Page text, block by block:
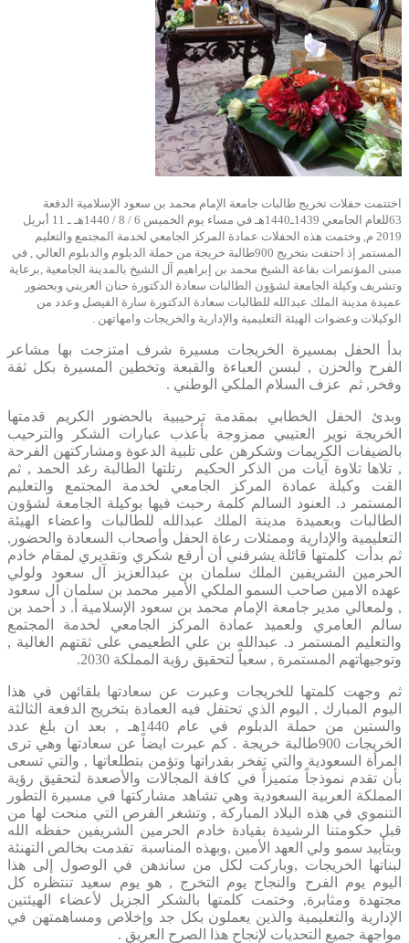
اختتمت حفلات تخريج طالبات جامعة الإمام محمد بن سعود الإسلامية الدفعة
63للعام الجامعي 1439ـ1440هـ في مساء يوم الخميس 6 / 8 / 1440هـ ـ 11 أبريل
2019 م, وختمت هذه الحفلات عمادة المركز الجامعي لخدمة المجتمع والتعليم
المستمر إذ احتفت بتخريج 900طالبة خريجة من حملة الدبلوم والدبلوم العالي , في
مبنى المؤتمرات بقاعة الشيخ محمد بن إبراهيم آل الشيخ بالمدينة الجامعية ,برعاية
وتشريف وكيلة الجامعة لشؤون الطالبات سعادة الدكتورة حنان العريني وبحضور
عميدة مدينة الملك عبدالله للطالبات سعادة الدكتورة سارة الفيصل وعدد من
الوكيلات وعضوات الهيئة التعليمية والإدارية والخريجات وامهاتهن .
بدأ الحفل بمسيرة الخريجات مسيرة شرف امتزجت بها مشاعر
الفرح والحزن , لبسن العباءة والقبعة وتخطين المسيرة بكل ثقة
وفخر, ثم عزف السلام الملكي الوطني .
وبدئ الحفل الخطابي بمقدمة ترحيبية بالحضور الكريم قدمتها
الخريجة نوير العتيبي ممزوجة بأعذب عبارات الشكر والترحيب
بالضيفات الكريمات وشكرهن على تلبية الدعوة ومشاركتهن الفرحة
, تلاها تلاوة آيات من الذكر الحكيم رتلتها الطالبة رغد الحمد , ثم
القت وكيلة عمادة المركز الجامعي لخدمة المجتمع والتعليم
المستمر د. العنود السالم كلمة رحبت فيها بوكيلة الجامعة لشؤون
الطالبات وبعميدة مدينة الملك عبدالله للطالبات واعضاء الهيئة
التعليمية والإدارية وممثلات رعاة الحفل وأصحاب السعادة والحضور,
ثم بدأت كلمتها قائلة يشرفني أن أرفع شكري وتقديري لمقام خادم
الحرمين الشريفين الملك سلمان بن عبدالعزيز آل سعود ولولي
عهده الامين صاحب السمو الملكي الأمير محمد بن سلمان آل سعود
, ولمعالي مدير جامعة الإمام محمد بن سعود الإسلامية أ. د أحمد بن
سالم العامري ولعميد عمادة المركز الجامعي لخدمة المجتمع
والتعليم المستمر د. عبدالله بن علي الطعيمي على ثقتهم الغالية ,
وتوجيهاتهم المستمرة , سعياً لتحقيق رؤية المملكة 2030.
ثم وجهت كلمتها للخريجات وعبرت عن سعادتها بلقائهن في هذا
اليوم المبارك , اليوم الذي تحتفل فيه العمادة بتخريج الدفعة الثالثة
والستين من حملة الدبلوم في عام 1440هـ , بعد ان بلغ عدد
الخريجات 900طالبة خريجة . كم عبرت ايضاً عن سعادتها وهي ترى
المرأة السعودية والتي تفخر بقدراتها وتؤمن بتطلعاتها , والتي تسعى
بأن تقدم نموذجاً متميزاً في كافة المجالات والأصعدة لتحقيق رؤية
المملكة العربية السعودية وهي تشاهد مشاركتها في مسيرة التطور
التنموي في هذه البلاد المباركة , وتشغر الفرص التي منحت لها من
قبل حكومتنا الرشيدة بقيادة خادم الحرمين الشريفين حفظه الله
وبتأييد سمو ولي العهد الأمين ,وبهذه المناسبة تقدمت بخالص التهنئة
لبناتها الخريجات ,وباركت لكل من ساندهن في الوصول إلى هذا
اليوم يوم الفرح والنجاح يوم التخرج , هو يوم سعيد تنتظره كل
مجتهدة ومثابرة, وختمت كلمتها بالشكر الجزيل لأعضاء الهيئتين
الإدارية والتعليمية والذين يعملون بكل جد وإخلاص ومساهمتهن في
مواجهة جميع التحديات لإنجاح هذا الصرح العريق .